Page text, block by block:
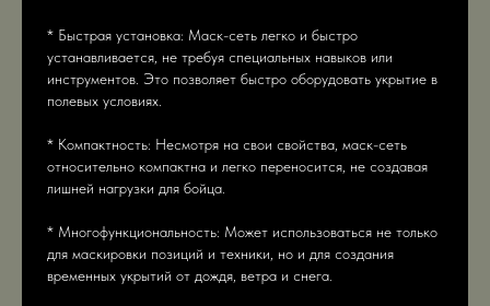
* Быстрая установка: Маск-сеть легко и быстро
устанавливается, не требуя специальных навыков или
инструментов. Это позволяет быстро оборудовать укрытие в
полевых условиях.
* Компактность: Несмотря на свои свойства, маск-сеть
относительно компактна и легко переносится, не создавая
лишней нагрузки для бойца.
* Многофункциональность: Может использоваться не только
для маскировки позиций и техники, но и для создания
временных укрытий от дождя, ветра и снега.